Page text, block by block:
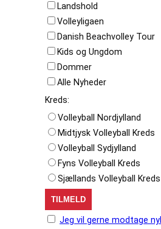
Landshold
Volleyligaen
Danish Beachvolley Tour
Kids og Ungdom
Dommer
Alle Nyheder
Kreds:
Volleyball Nordjylland
Midtjysk Volleyball Kreds
Volleyball Sydjylland
Fyns Volleyball Kreds
Sjællands Volleyball Kreds
Jeg vil gerne modtage